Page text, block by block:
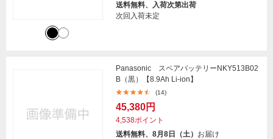
送料無料、入荷次第出荷
次回入荷未定
Panasonic スペアバッテリーNKY513B02
B（黒）【8.9Ah Li-ion】
(14)
45,380円
4,538ポイント
送料無料、8月8日（土） お届け